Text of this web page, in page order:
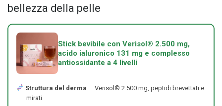
bellezza della pelle
Stick bevibile con Verisol® 2.500 mg,
acido ialuronico 131 mg e complesso
antiossidante a 4 livelli
Struttura del derma — Verisol® 2.500 mg, peptidi brevettati e
mirati